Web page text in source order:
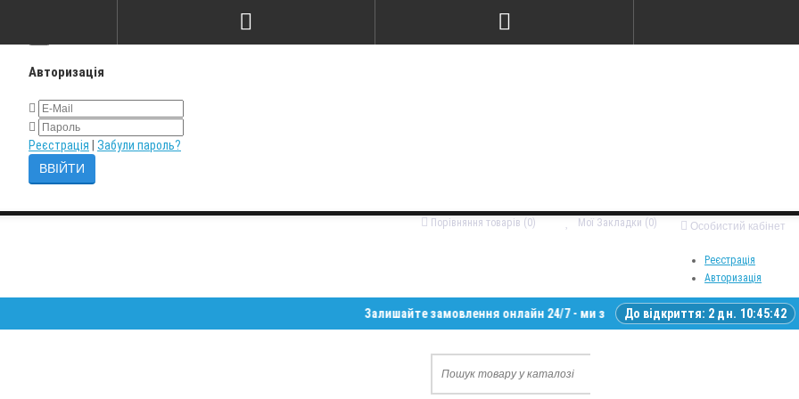
Авторизація
Реєстрація Забули пароль?
Особистий кабінет
Реєстрація
Авторизація
Мої Закладки (0)
Порівняння товарів (0)
Залишайте замовлення онлайн 24/7 - ми зв’яжемося з вами у робочий час •
До відкриття: 2 дн. 10:45:41